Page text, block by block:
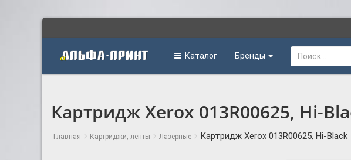
Каталог Бренды
Картридж Xerox 013R00625, Hi-
Главная Картриджи, ленты Лазерные Картридж Xerox 013R00625, Hi-Black